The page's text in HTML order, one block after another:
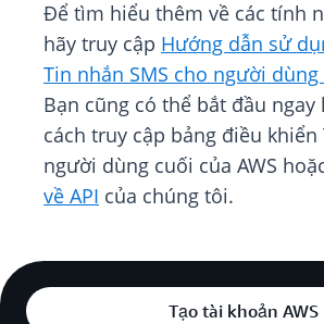
Để tìm hiểu thêm về các tính
hãy truy cập Hướng dẫn sử
Tin nhắn SMS cho người dùng
Bạn cũng có thể bắt đầu
cách truy cập bảng điều
người dùng cuối của AWS
về API của chúng tôi.
Tạo tài khoản AWS